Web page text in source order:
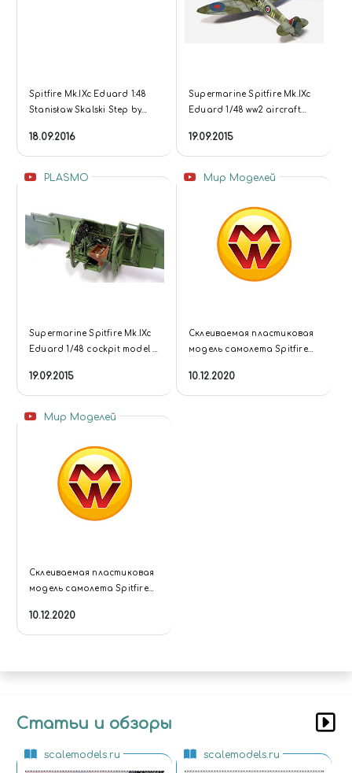
Spitfire Mk.IXc Eduard 1:48
Stanisław Skalski Step by
18.09.2016
Supermarine Spitfire Mk.IXc
Eduard 1/48 ww2 aircraft
19.09.2015
PLASMO
Supermarine Spitfire Mk.IXc
Eduard 1/48 cockpit model -
19.09.2015
Мир Моделей
Склеиваемая пластиковая
модель самолета Spitfire
ProfiPACK.
10.12.2020
Мир Моделей
Склеиваемая пластиковая
модель самолета Spitfire
ProfiPACK.
10.12.2020
Статьи и обзоры
scalemodels.ru scalemodels.ru